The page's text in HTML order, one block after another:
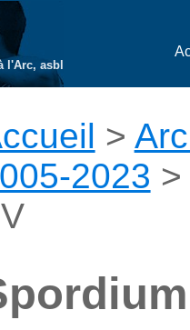
l'Arc, asbl
>
2023